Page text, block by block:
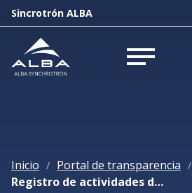
Sincrotrón ALBA
Abrir menú
Inicio / Portal de transparencia /
Registro de actividades de tratamiento